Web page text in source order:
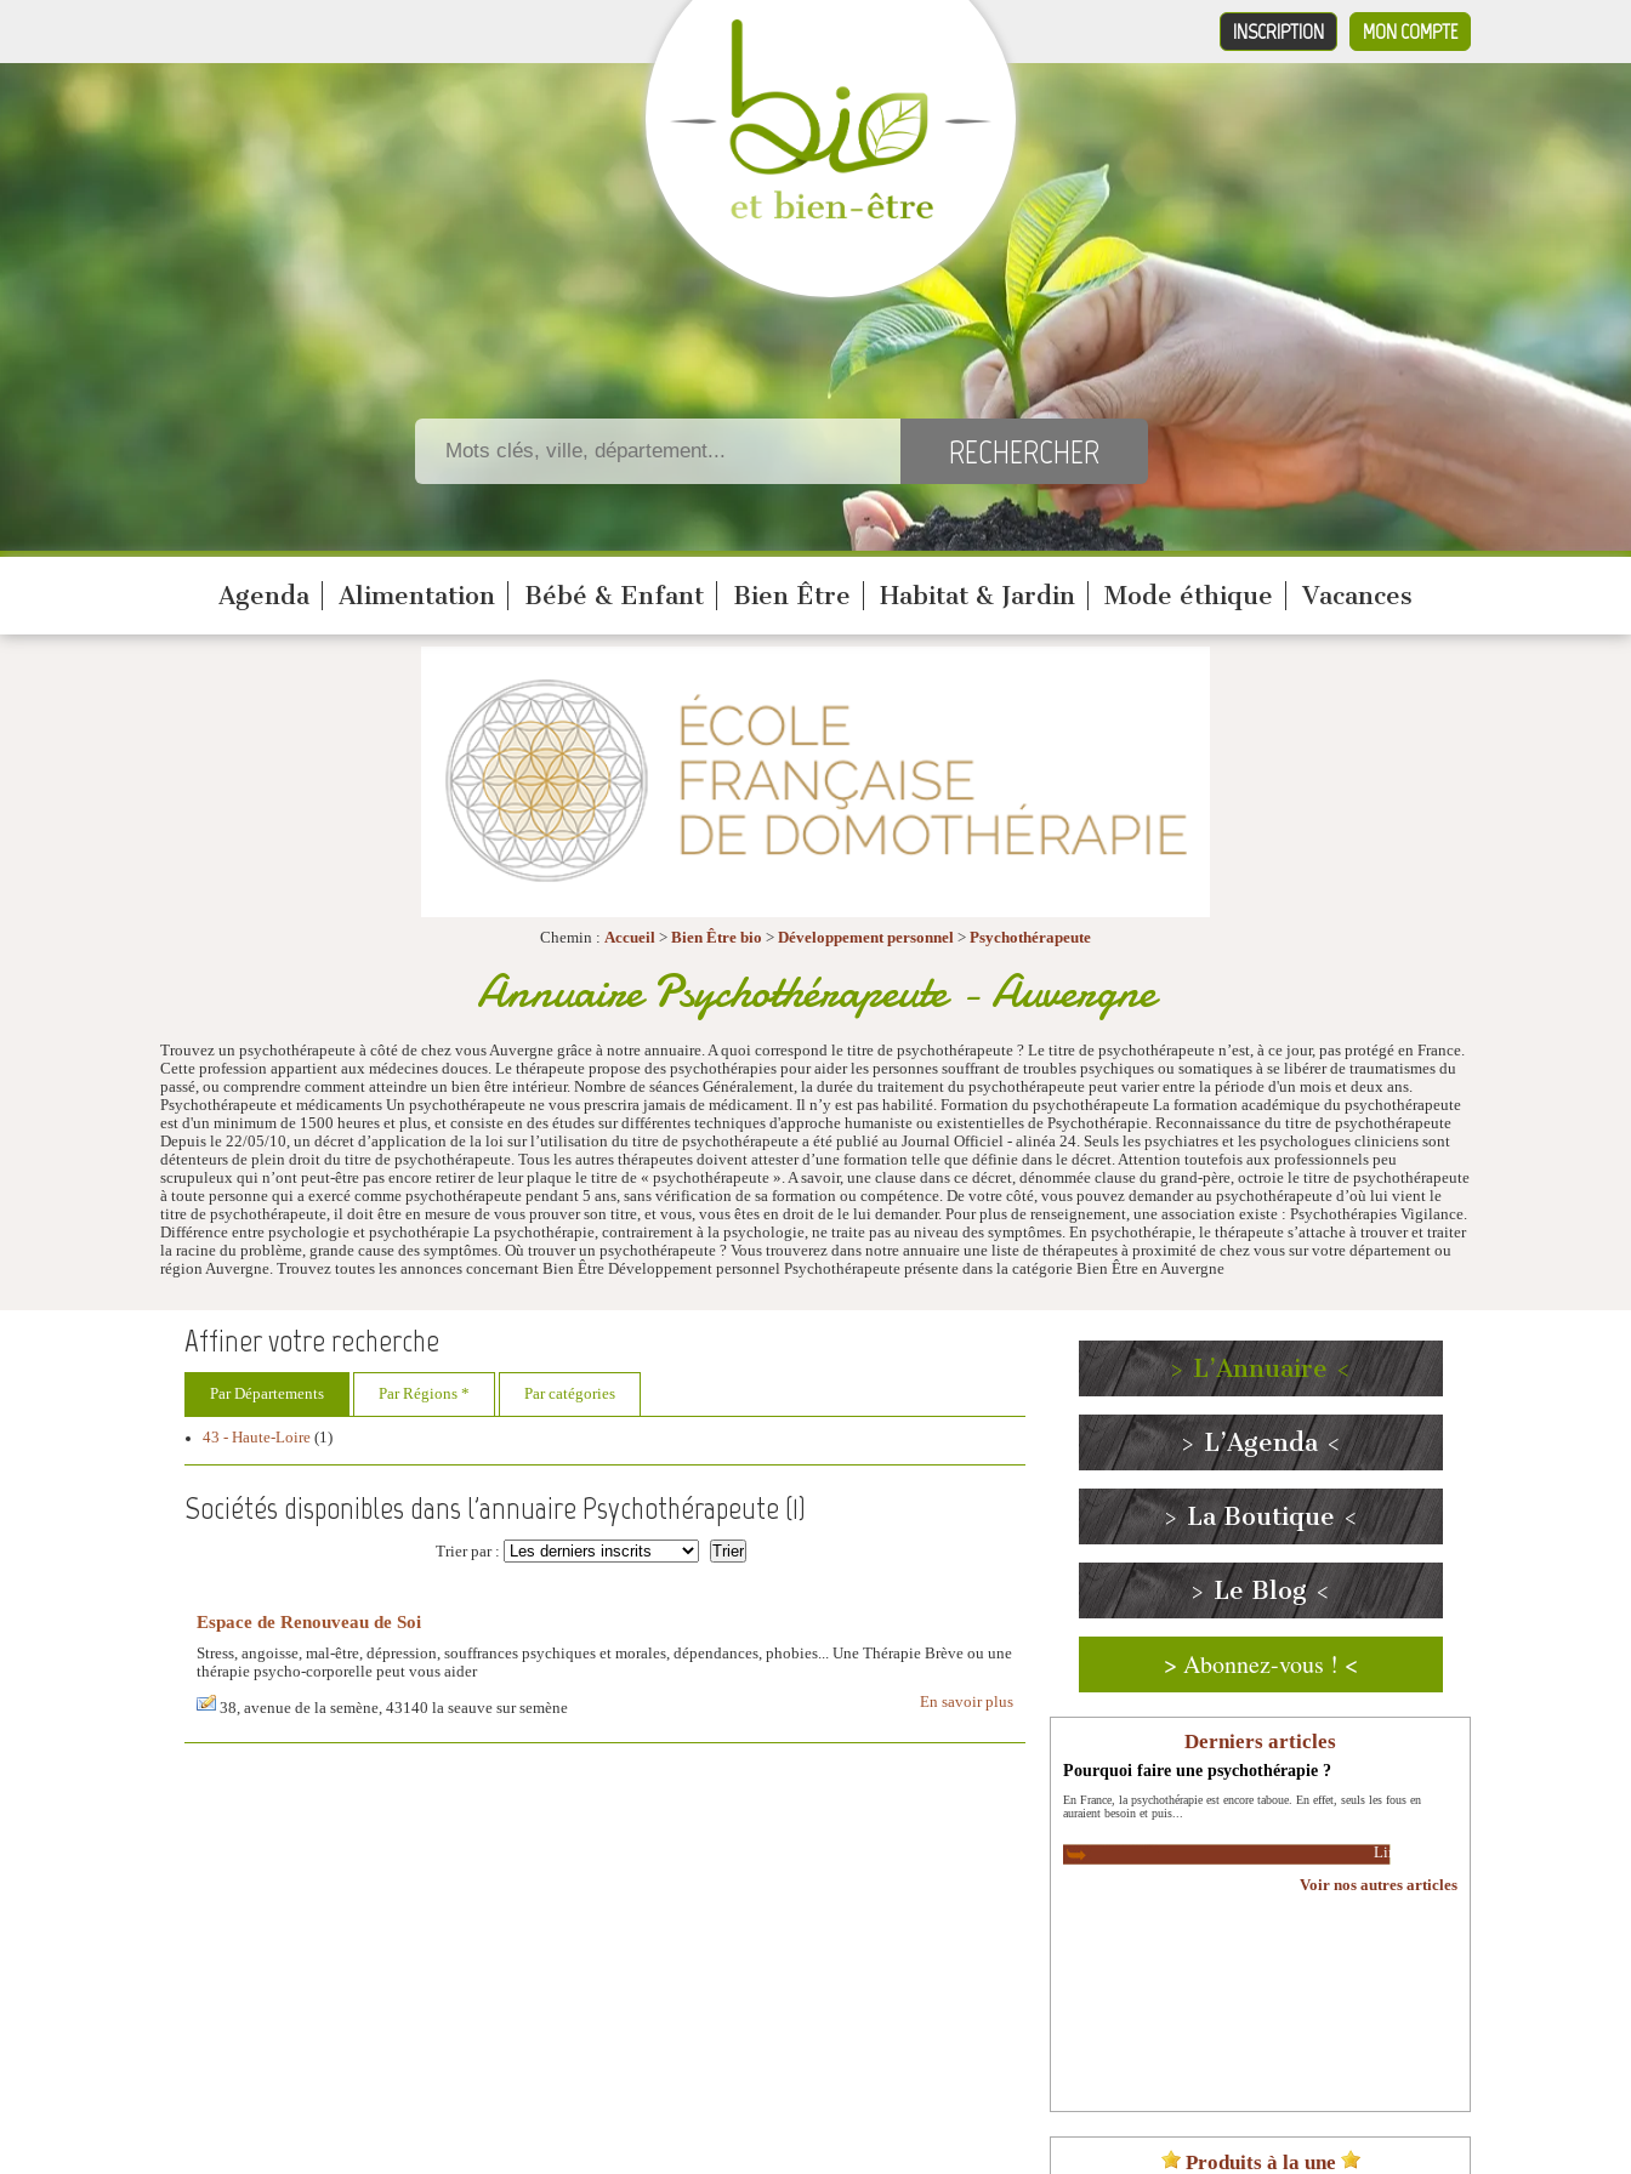
MON COMPTE
INSCRIPTION
Agenda Alimentation Bébé & Enfant Bien Être Habitat & Jardin Mode éthique Vacances
Chemin : Accueil > Bien Être bio > Développement personnel > Psychothérapeute
Annuaire Psychothérapeute - Auvergne
Trouvez un psychothérapeute à côté de chez vous Auvergne grâce à notre annuaire. A quoi correspond le titre de psychothérapeute ? Le titre de psychothérapeute n’est, à ce jour, pas protégé en France.
Cette profession appartient aux médecines douces. Le thérapeute propose des psychothérapies pour aider les personnes souffrant de troubles psychiques ou somatiques à se libérer de traumatismes du
passé, ou comprendre comment atteindre un bien être intérieur. Nombre de séances Généralement, la durée du traitement du psychothérapeute peut varier entre la période d'un mois et deux ans.
Psychothérapeute et médicaments Un psychothérapeute ne vous prescrira jamais de médicament. Il n’y est pas habilité. Formation du psychothérapeute La formation académique du psychothérapeute
est d'un minimum de 1500 heures et plus, et consiste en des études sur différentes techniques d'approche humaniste ou existentielles de Psychothérapie. Reconnaissance du titre de psychothérapeute
Depuis le 22/05/10, un décret d’application de la loi sur l’utilisation du titre de psychothérapeute a été publié au Journal Officiel - alinéa 24. Seuls les psychiatres et les psychologues cliniciens sont
détenteurs de plein droit du titre de psychothérapeute. Tous les autres thérapeutes doivent attester d’une formation telle que définie dans le décret. Attention toutefois aux professionnels peu
scrupuleux qui n’ont peut-être pas encore retirer de leur plaque le titre de « psychothérapeute ». A savoir, une clause dans ce décret, dénommée clause du grand-père, octroie le titre de psychothérapeute
à toute personne qui a exercé comme psychothérapeute pendant 5 ans, sans vérification de sa formation ou compétence. De votre côté, vous pouvez demander au psychothérapeute d’où lui vient le
titre de psychothérapeute, il doit être en mesure de vous prouver son titre, et vous, vous êtes en droit de le lui demander. Pour plus de renseignement, une association existe : Psychothérapies Vigilance.
Différence entre psychologie et psychothérapie La psychothérapie, contrairement à la psychologie, ne traite pas au niveau des symptômes. En psychothérapie, le thérapeute s’attache à trouver et traiter
la racine du problème, grande cause des symptômes. Où trouver un psychothérapeute ? Vous trouverez dans notre annuaire une liste de thérapeutes à proximité de chez vous sur votre département ou
région Auvergne. Trouvez toutes les annonces concernant Bien Être Développement personnel Psychothérapeute présente dans la catégorie Bien Être en Auvergne
Affiner votre recherche
Par Départements Par Régions * Par catégories
43 - Haute-Loire (1)
Sociétés disponibles dans l'annuaire Psychothérapeute (1)
Trier par :
Espace de Renouveau de Soi
Stress, angoisse, mal-être, dépression, souffrances psychiques et morales, dépendances, phobies... Une Thérapie Brève ou une
thérapie psycho-corporelle peut vous aider
En savoir plus
38, avenue de la semène, 43140 la seauve sur semène
> L’Annuaire <
> L’Agenda <
> La Boutique <
> Le Blog <
> Abonnez-vous ! <
Derniers articles
Pourquoi faire une psychothérapie ?
En France, la psychothérapie est encore taboue. En effet, seuls les fous en
auraient besoin et puis...
Lire la suite
Voir nos autres articles
Produits à la une